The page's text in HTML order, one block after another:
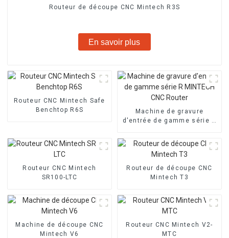
Routeur de découpe CNC Mintech R3S
En savoir plus
Routeur CNC Mintech Safe
Benchtop R6S
Machine de gravure
d'entrée de gamme série R
Routeur CNC Mintech
SR100-LTC
Routeur de découpe CNC
Mintech T3
Machine de découpe CNC
Mintech V6
Routeur CNC Mintech V2-
MTC